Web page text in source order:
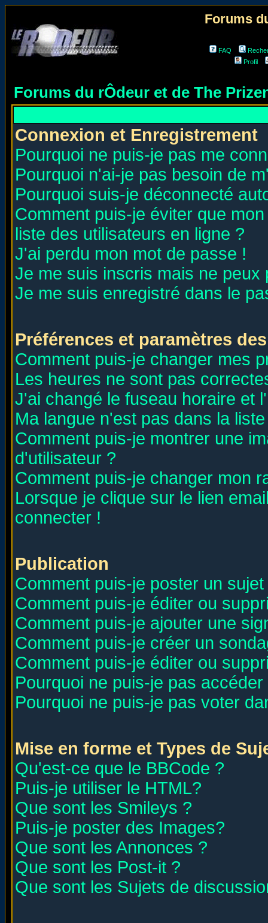
Forums
FAQ
Profil
Forums du rÔdeur et de The
Connexion et Enregistrement
Pourquoi ne puis-je pas me
Pourquoi n'ai-je pas besoin de
Pourquoi suis-je déconnecté
Comment puis-je éviter que
liste des utilisateurs en ligne ?
J'ai perdu mon mot de passe !
Je me suis inscris mais ne peux
Je me suis enregistré dans le
Préférences et paramètres
Comment puis-je changer mes
Les heures ne sont pas
J'ai changé le fuseau horaire et
Ma langue n'est pas dans la
Comment puis-je montrer une
d'utilisateur ?
Comment puis-je changer mon
Lorsque je clique sur le lien
connecter !
Publication
Comment puis-je poster un
Comment puis-je éditer ou
Comment puis-je ajouter une
Comment puis-je créer un
Comment puis-je éditer ou
Pourquoi ne puis-je pas
Pourquoi ne puis-je pas voter
Mise en forme et Types de
Qu'est-ce que le BBCode ?
Puis-je utiliser le HTML?
Que sont les Smileys ?
Puis-je poster des Images?
Que sont les Annonces ?
Que sont les Post-it ?
Que sont les Sujets de